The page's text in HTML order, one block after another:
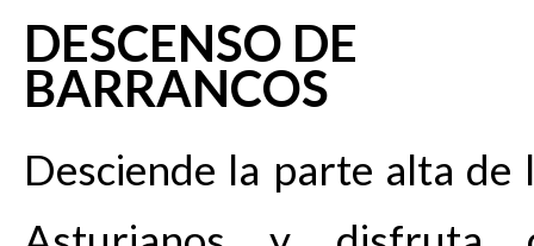
DESCENSO DE
BARRANCOS
Desciende la parte alta de